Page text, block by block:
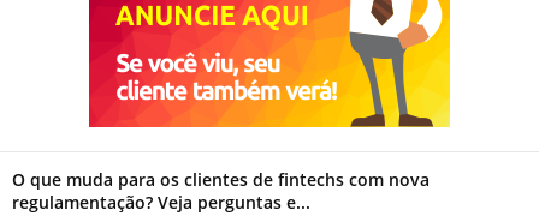
O que muda para os clientes de fintechs com nova
regulamentação? Veja perguntas e...